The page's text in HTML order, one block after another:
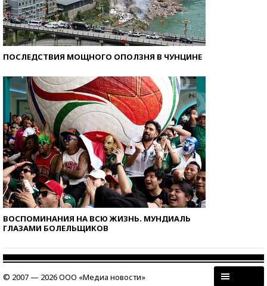
ПОСЛЕДСТВИЯ МОЩНОГО ОПОЛЗНЯ В ЧУНЦИНЕ
ВОСПОМИНАНИЯ НА ВСЮ ЖИЗНЬ. МУНДИАЛЬ
ГЛАЗАМИ БОЛЕЛЬЩИКОВ
© 2007 — 2026 ООО «Медиа новости»